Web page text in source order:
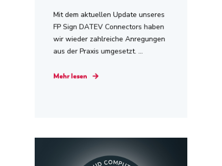
Mit dem aktuellen Update unseres
FP Sign DATEV Connectors haben
wir wieder zahlreiche Anregungen
aus der Praxis umgesetzt. ...
Mehr lesen